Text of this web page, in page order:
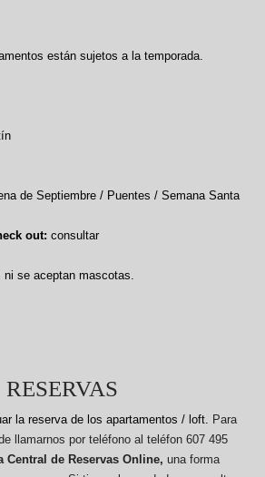
están sujetos a la temporada.
de Septiembre / Puentes / Semana Santa
out: consultar
se aceptan mascotas.
RESERVAS
la reserva de los apartamentos / loft. Para
llamarnos por teléfono al teléfon 607 495
Central de Reservas Online, una forma